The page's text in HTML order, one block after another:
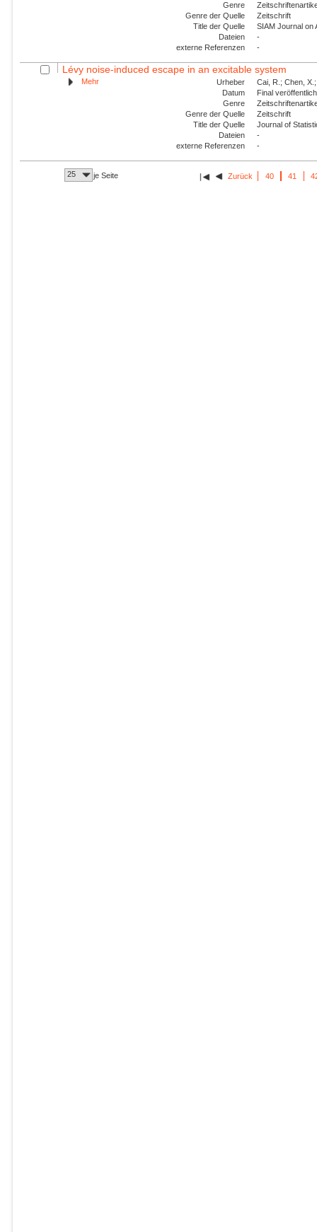
Genre
Genre der Quelle
Zeitschrift
Title der Quelle
SIAM Journal on
Dateien
-
externe Referenzen
-
Lévy noise-induced escape in an excitable system
Mehr Urheber
Cai, R.; Chen,
Datum
Final
Genre
Genre der Quelle
Zeitschrift
Title der Quelle
Journal of
Dateien
-
externe Referenzen
-
25 je Seite Zurück 40 41